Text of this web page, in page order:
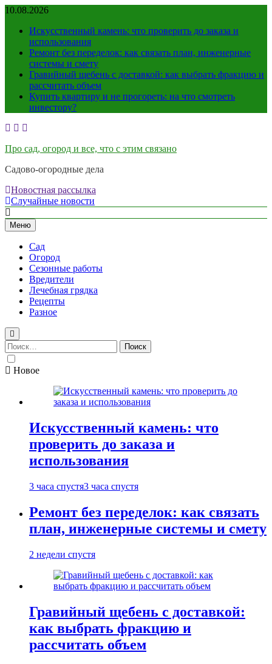
Перейти
содержимому
10.08.2026
Искусственный камень: что проверить до заказа и
использования
Ремонт без переделок: как связать план, инженерные
системы и смету
Гравийный щебень с доставкой: как выбрать фракцию и
рассчитать объем
Купить квартиру и не прогореть: на что смотреть
инвестору?
Про сад, огород и все, что с этим связано
Садово-огородные дела
Новостная рассылка
Случайные новости
Меню
Сад
Огород
Сезонные работы
Вредители
Лечебная грядка
Рецепты
Разное
Найти:
Новое
Искусственный камень: что
проверить до заказа и
использования
3 часа спустя3 часа спустя
Ремонт без переделок: как связать
план, инженерные системы и смету
2 недели спустя
Гравийный щебень с доставкой:
как выбрать фракцию и
рассчитать объем